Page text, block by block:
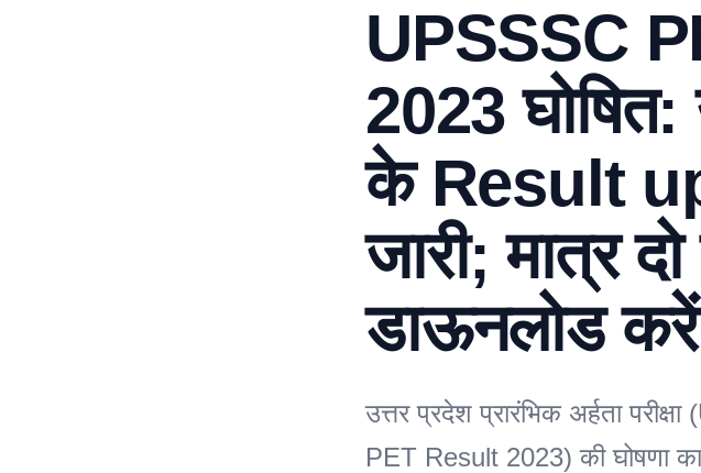
UPSSSC
2023
के Result
जारी; मात्र
डाऊनलोड
उत्तर प्रदेश प्रारंभिक अर्हता
PET Result 2023) की घोषणा